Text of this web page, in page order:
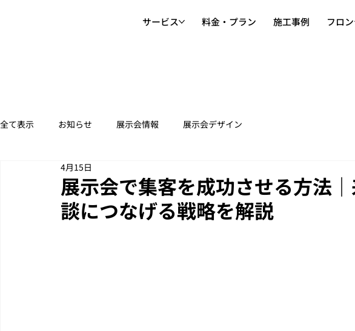
サービス 料金・プラン 施工事例 フロ
全て表示 お知らせ 展示会情報 展示会デザイン
展示会で集客を成功させる方法
談につなげる戦略を解説
4月15日